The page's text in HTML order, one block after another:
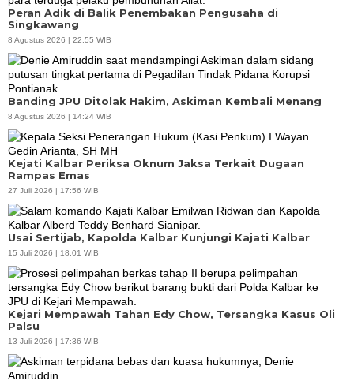
Peran Adik di Balik Penembakan Pengusaha di
Singkawang
8 Agustus 2026 | 22:55 WIB
Banding JPU Ditolak Hakim, Askiman Kembali Menang
8 Agustus 2026 | 14:24 WIB
Kejati Kalbar Periksa Oknum Jaksa Terkait Dugaan
Rampas Emas
27 Juli 2026 | 17:56 WIB
Usai Sertijab, Kapolda Kalbar Kunjungi Kajati Kalbar
15 Juli 2026 | 18:01 WIB
Kejari Mempawah Tahan Edy Chow, Tersangka Kasus Oli
Palsu
13 Juli 2026 | 17:36 WIB